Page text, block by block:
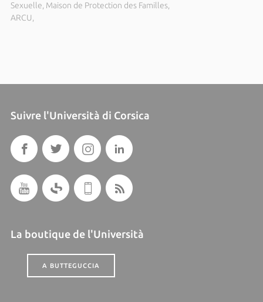
Sexuelle, Maison de Protection des Familles,
ARCU,
Suivre l'Università di Corsica
La boutique de l'Università
A BUTTEGUCCIA